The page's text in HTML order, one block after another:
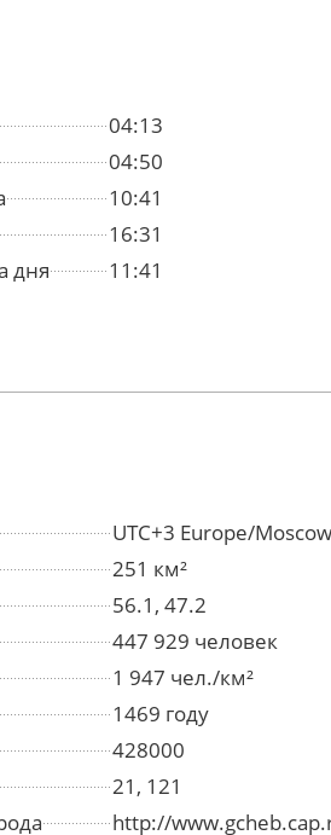
04:13
04:50
10:41
16:31
дня
11:41
UTC+3 Europe/Moscow
251 км²
56.1, 47.2
447 929 человек
1 947 чел./км²
1469 году
428000
21, 121
http://